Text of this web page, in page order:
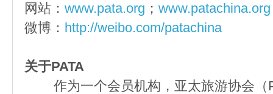
网站： www.pata.org ； www.patachina.org
微博： http://weibo.com/patachina
关于PATA
作为一个会员机构，亚太旅游协会（